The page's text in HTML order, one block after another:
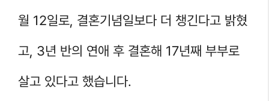
월 12일로, 결혼기념일보다 더 챙긴다고 밝혔
고, 3년 반의 연애 후 결혼해 17년째 부부로
살고 있다고 했습니다.